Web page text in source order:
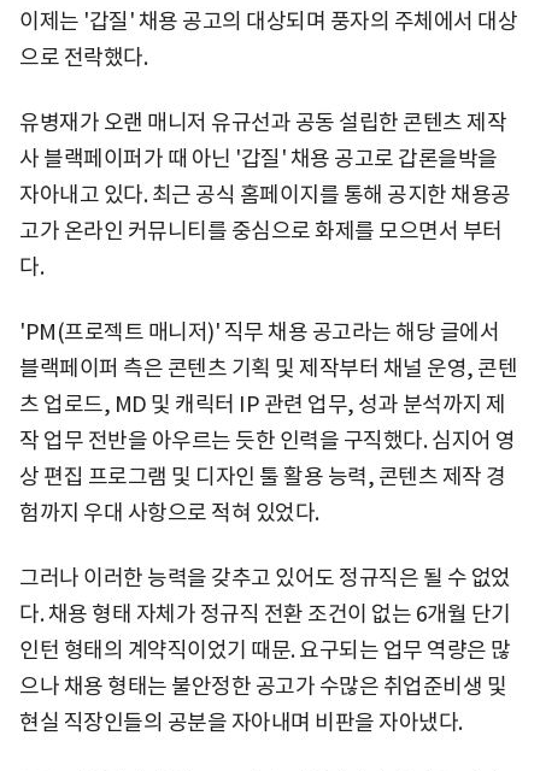
이제는 '갑질' 채용 공고의 대상되며 풍자의 주체에서 대상
으로 전락했다.
유병재가 오랜 매니저 유규선과 공동 설립한 콘텐츠 제작
사 블랙페이퍼가 때 아닌 '갑질' 채용 공고로 갑론을박을
자아내고 있다. 최근 공식 홈페이지를 통해 공지한 채용공
고가 온라인 커뮤니티를 중심으로 화제를 모으면서 부터
다.
'PM(프로젝트 매니저)' 직무 채용 공고라는 해당 글에서
블랙페이퍼 측은 콘텐츠 기획 및 제작부터 채널 운영, 콘텐
츠 업로드, MD 및 캐릭터 IP 관련 업무, 성과 분석까지 제
작 업무 전반을 아우르는 듯한 인력을 구직했다. 심지어 영
상 편집 프로그램 및 디자인 툴 활용 능력, 콘텐츠 제작 경
험까지 우대 사항으로 적혀 있었다.
그러나 이러한 능력을 갖추고 있어도 정규직은 될 수 없었
다. 채용 형태 자체가 정규직 전환 조건이 없는 6개월 단기
인턴 형태의 계약직이었기 때문. 요구되는 업무 역량은 많
으나 채용 형태는 불안정한 공고가 수많은 취업준비생 및
현실 직장인들의 공분을 자아내며 비판을 자아냈다.